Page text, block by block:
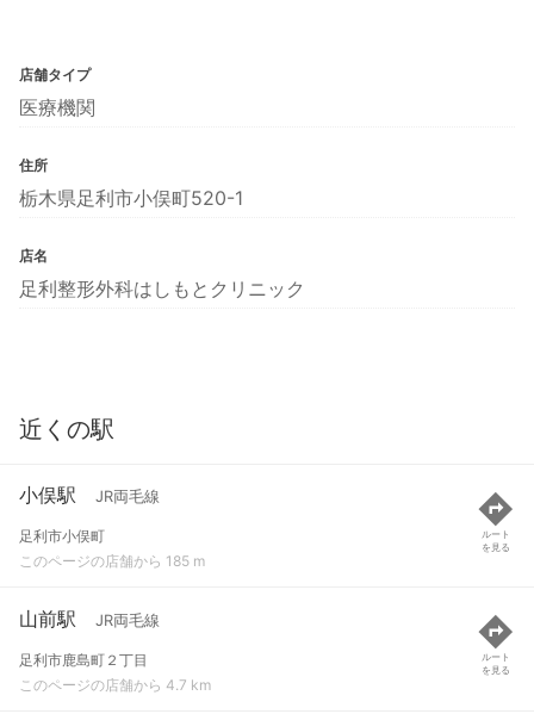
店舗タイプ
医療機関
住所
栃木県足利市小俣町520-1
店名
足利整形外科はしもとクリニック
近くの駅
小俣駅 JR両毛線
足利市小俣町
このページの店舗から 185 m
ルート
を見る
山前駅 JR両毛線
足利市鹿島町２丁目
このページの店舗から 4.7 km
ルート
を見る